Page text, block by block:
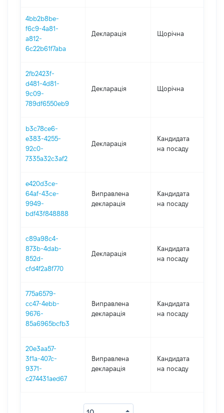
4bb2b8be-
f6c9-4a81-
a812-
6c22b61f7aba
Декларація Щорічна
2fb2423f-
d481-4d81-
9c09-
789df6550eb9
Декларація Щорічна
b3c78ce6-
e383-4255-
92c0-
7335a32c3af2
Декларація
Кандидата
на посаду
e420d3ce-
64af-43ce-
9949-
bdf43f848888
Виправлена
декларація
Кандидата
на посаду
c89a98c4-
873b-4dab-
852d-
cfd4f2a8f770
Декларація
Кандидата
на посаду
775a6579-
cc47-4ebb-
9676-
85a6965bcfb3
Виправлена
декларація
Кандидата
на посаду
20e3aa57-
3f1a-407c-
9371-
c274431aed67
Виправлена
декларація
Кандидата
на посаду